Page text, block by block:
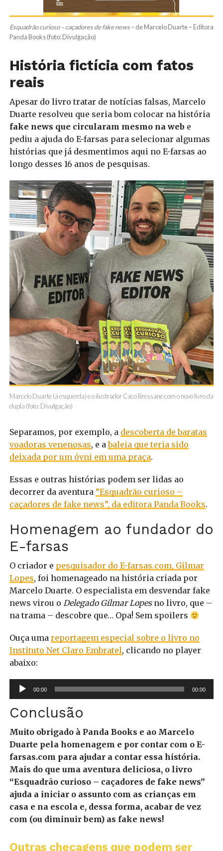
Esquadrão curioso – caçadores de fake news– de Marcelo Duarte – Editora
Panda Books (foto: Divulgação)
História fictícia com fatos
reais
Apesar do livro tratar de notícias falsas, Marcelo
Duarte resolveu que seria bom colocar na história
fake news que circularam mesmo na web e
pediu a ajuda do E-farsas para selecionar algumas
histórias que já desmentimos aqui no E-farsas ao
longo desses 16 anos de pesquisas.
Marcelo Duarte (à esquerda) e o ilustrador Caco Bressane com o novo livro da
dupla (foto: Divulgação)
Separamos, por exemplo, a descoberta de baratas
voadoras venenosas, e abaleia que teria sido
deixada por um óvni em uma praça.
Essas e outras histórias podem ser lidas ao
decorrer da aventura “Esquadrão curioso –
caçadores de fake news”, da editora Panda Books.
Homenagem ao fundador do
E-farsas
O criador e pesquisador do E-farsas.com, Gilmar
Lopes, foi homenageado na história criada por
Marcelo Duarte. O especialista em desvendar fake
news virou o Delegado Gilmar Lopesno livro, que –
na trama – descobre que… Opa! Sem spoilers
Ouça uma reportagem especial sobre o livro no
Instituto Net Claro Embratel, clicando no player
abaixo:
Tocador
de
áudio
00:00 00:00
Conclusão
Muito obrigado à Panda Books e ao Marcelo
Duarte pela homenagem e por contar com o E-
farsas.com para ajudar a contar essa história.
Mais do que uma aventura deliciosa, o livro
“Esquadrão curioso – caçadores de fake news”
ajuda a iniciar o assunto com as crianças em
casa e na escola e, dessa forma, acabar de vez
com (ou diminuir bem) as fake news!
Outras checagens que podem ser